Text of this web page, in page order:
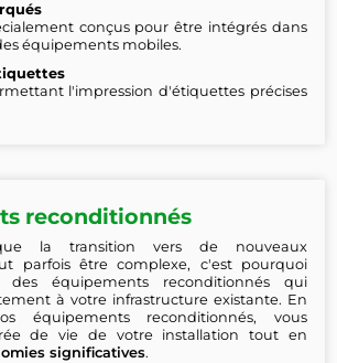
conçus pour être intégrés dans
équipements mobiles.
l'impression d'étiquettes précises
reconditionnés
la transition vers de nouveaux
parfois être complexe, c'est pourquoi
des équipements reconditionnés qui
à votre infrastructure existante. En
équipements reconditionnés, vous
de vie de votre installation tout en
significatives.